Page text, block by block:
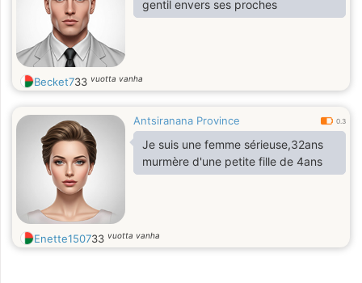
gentil envers ses proches
Becket733 vuotta vanha
Antsiranana Province 0.3
Je suis une femme sérieuse,32ans
murmère d'une petite fille de 4ans
Enette150733 vuotta vanha